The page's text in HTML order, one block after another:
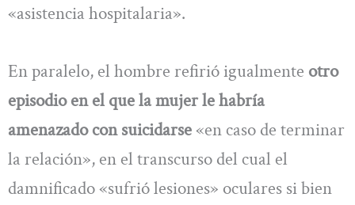
«asistencia hospitalaria».
En paralelo, el hombre refirió igualmente otro
episodio en el que la mujer le habría
amenazado con suicidarse«en caso de terminar
la relación», en el transcurso del cual el
damnificado «sufrió lesiones» oculares si bien